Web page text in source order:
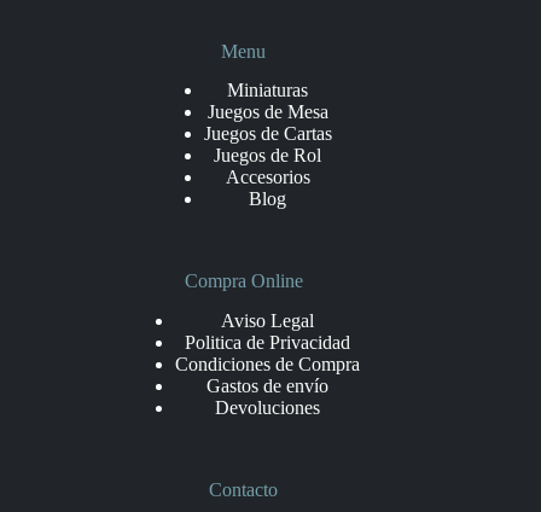
Menu
Miniaturas
Juegos de Mesa
Juegos de Cartas
Juegos de Rol
Accesorios
Blog
Compra Online
Aviso Legal
Politica de Privacidad
Condiciones de Compra
Gastos de envío
Devoluciones
Contacto